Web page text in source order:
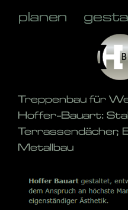
Treppenbau für
Hoffer-Bauart:
Terrassendächer,
Metallbau